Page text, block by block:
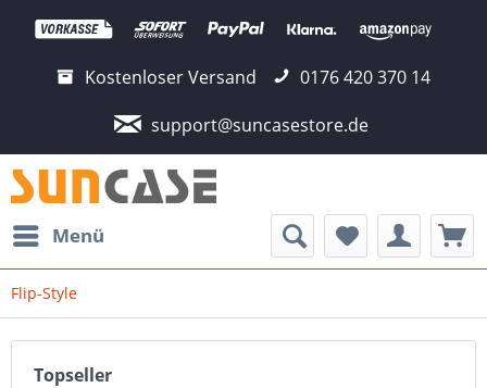
Kostenloser Versand
0176 420 370 14
support@suncasestore.de
Menü
Flip-Style
Topseller